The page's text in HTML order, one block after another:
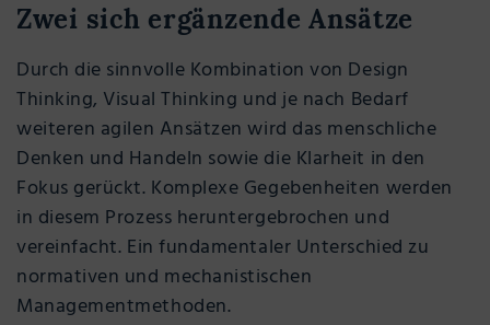
Zwei sich ergänzende Ansätze
Durch die sinnvolle Kombination von Design
Thinking, Visual Thinking und je nach Bedarf
weiteren agilen Ansätzen wird das menschliche
Denken und Handeln sowie die Klarheit in den
Fokus gerückt. Komplexe Gegebenheiten werden
in diesem Prozess heruntergebrochen und
vereinfacht. Ein fundamentaler Unterschied zu
normativen und mechanistischen
Managementmethoden.